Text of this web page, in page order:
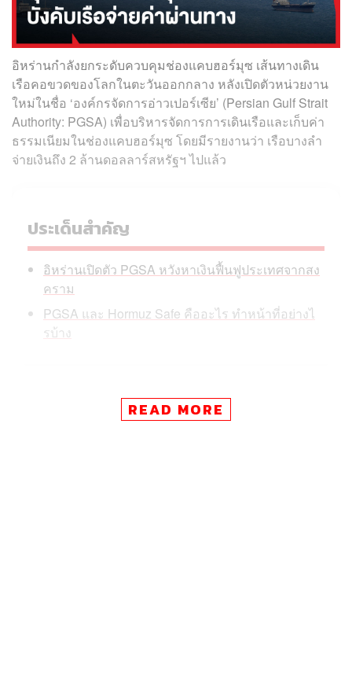
อิหร่านกำลังยกระดับควบคุมช่องแคบฮอร์มุซ เส้นทางเดิน
เรือคอขวดของโลกในตะวันออกกลาง หลังเปิดตัวหน่วยงาน
ใหม่ในชื่อ ‘องค์กรจัดการอ่าวเปอร์เซีย’ (Persian Gulf Strait
Authority: PGSA) เพื่อบริหารจัดการการเดินเรือและเก็บค่า
ธรรมเนียมในช่องแคบฮอร์มุซ โดยมีรายงานว่า เรือบางลำ
จ่ายเงินถึง 2 ล้านดอลลาร์สหรัฐฯ ไปแล้ว
ประเด็นสำคัญ
อิหร่านเปิดตัว PGSA หวังหาเงินฟื้นฟูประเทศจากสง
คราม
PGSA และ Hormuz Safe คืออะไร ทำหน้าที่อย่างไ
รบ้าง
นอกจากนี้ ยังมีรายงานว่า อิหร่านกำลังเสนอขายประกันภัย
READ MORE